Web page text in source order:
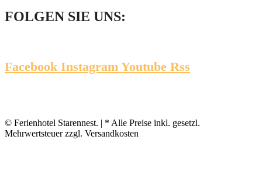
FOLGEN SIE UNS:
Facebook Instagram Youtube Rss
© Ferienhotel Starennest. | * Alle Preise inkl. gesetzl.
Mehrwertsteuer zzgl. Versandkosten